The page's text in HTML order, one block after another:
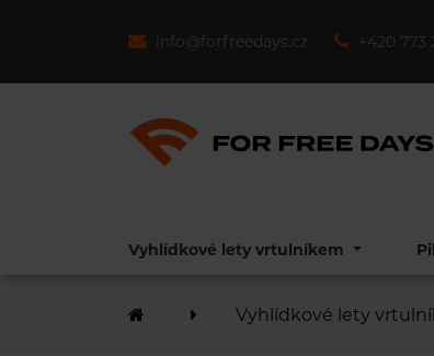
info@forfreedays.cz +420 773
Vyhlídkové lety vrtulníkem
Vyhlídkové lety